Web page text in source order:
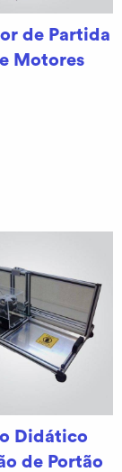
de Partida
Motores
Didático
de Portão